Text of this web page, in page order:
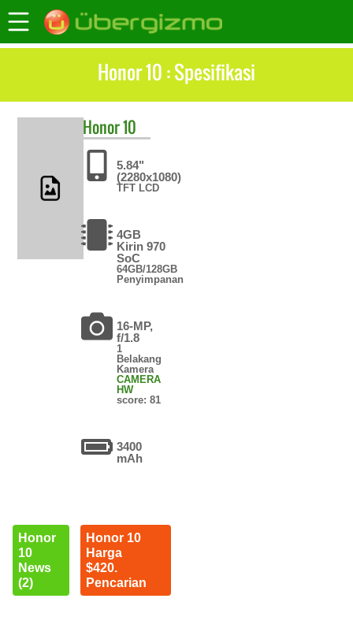
Honor 10 : Spesifikasi
Honor10
5.84"
(2280x1080)
TFT LCD
4GB
Kirin 970
SoC
64GB/128GB
Penyimpanan
16-MP,
f/1.8
1
Belakang
Kamera
CAMERA
HW
score: 81
3400
mAh
Honor
10
News
(2)
Honor 10
Harga
$420.
Pencarian